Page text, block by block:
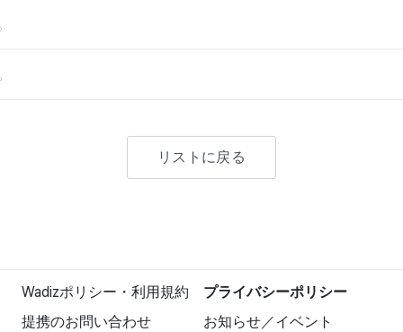
リストに戻る
Wadizポリシー・利用規約
プライバシーポリシー
提携のお問い合わせ
お知らせ／イベント